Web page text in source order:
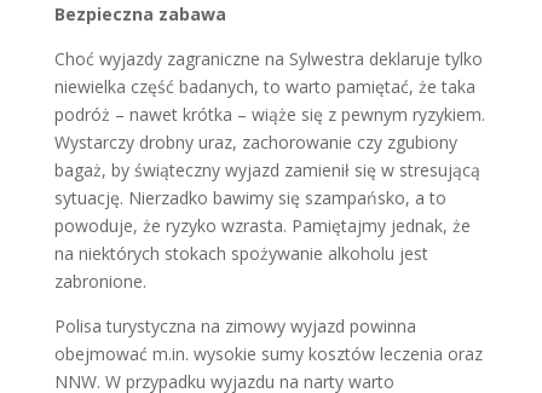
Bezpieczna zabawa
Choć wyjazdy zagraniczne na Sylwestra deklaruje tylko
niewielka część badanych, to warto pamiętać, że taka
podróż – nawet krótka – wiąże się z pewnym ryzykiem.
Wystarczy drobny uraz, zachorowanie czy zgubiony
bagaż, by świąteczny wyjazd zamienił się w stresującą
sytuację. Nierzadko bawimy się szampańsko, a to
powoduje, że ryzyko wzrasta. Pamiętajmy jednak, że
na niektórych stokach spożywanie alkoholu jest
zabronione.
Polisa turystyczna na zimowy wyjazd powinna
obejmować m.in. wysokie sumy kosztów leczenia oraz
NNW. W przypadku wyjazdu na narty warto